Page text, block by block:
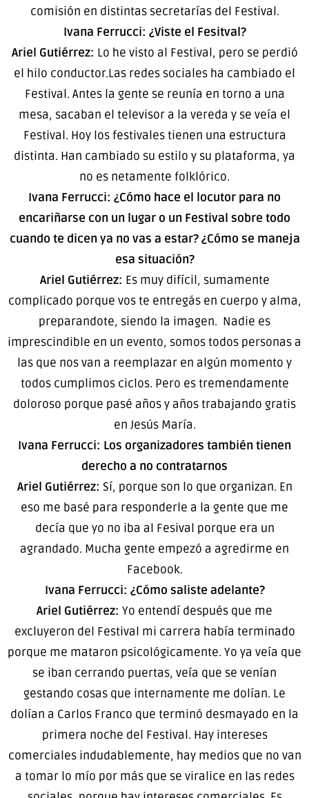
comisión en distintas secretarías del Festival.
Ivana Ferrucci: ¿Viste el Fesitval?
Ariel Gutiérrez: Lo he visto al Festival, pero se perdió
el hilo conductor.Las redes sociales ha cambiado el
Festival. Antes la gente se reunía en torno a una
mesa, sacaban el televisor a la vereda y se veía el
Festival. Hoy los festivales tienen una estructura
distinta. Han cambiado su estilo y su plataforma, ya
no es netamente folklórico.
Ivana Ferrucci: ¿Cómo hace el locutor para no
encariñarse con un lugar o un Festival sobre todo
cuando te dicen ya no vas a estar? ¿Cómo se maneja
esa situación?
Ariel Gutiérrez: Es muy difícil, sumamente
complicado porque vos te entregás en cuerpo y alma,
preparandote, siendo la imagen. Nadie es
imprescindible en un evento, somos todos personas a
las que nos van a reemplazar en algún momento y
todos cumplimos ciclos. Pero es tremendamente
doloroso porque pasé años y años trabajando gratis
en Jesús María.
Ivana Ferrucci: Los organizadores también tienen
derecho a no contratarnos
Ariel Gutiérrez: Sí, porque son lo que organizan. En
eso me basé para responderle a la gente que me
decía que yo no iba al Fesival porque era un
agrandado. Mucha gente empezó a agredirme en
Facebook.
Ivana Ferrucci: ¿Cómo saliste adelante?
Ariel Gutiérrez: Yo entendí después que me
excluyeron del Festival mi carrera había terminado
porque me mataron psicológicamente. Yo ya veía que
se iban cerrando puertas, veía que se venían
gestando cosas que internamente me dolían. Le
dolían a Carlos Franco que terminó desmayado en la
primera noche del Festival. Hay intereses
comerciales indudablemente, hay medios que no van
a tomar lo mío por más que se viralice en las redes